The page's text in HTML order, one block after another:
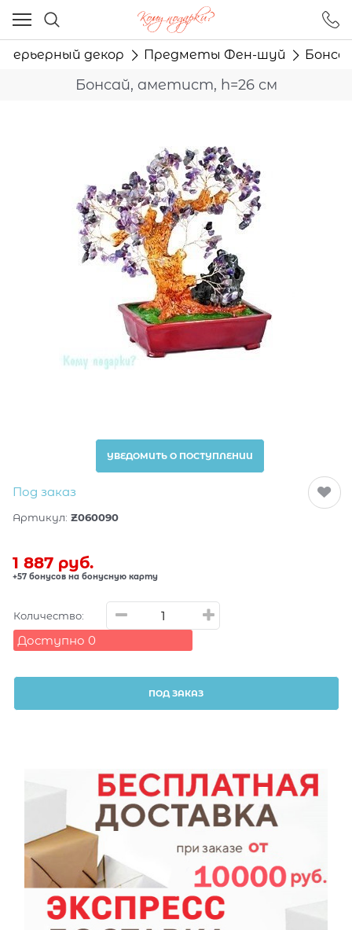
декор Предметы Фен-шуй
Бонсай, аметист, h=26 см
УВЕДОМИТЬ О ПОСТУПЛЕНИИ
Под заказ
Артикул: Z060090
1 887 руб.
+57 бонусов на бонусную карту
Количество:
Доступно 0
ПОД ЗАКАЗ
Ваш город - Москва,
угадали?
ДА НЕТ